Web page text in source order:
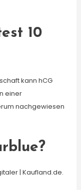
10
kann hCG
einer
nachgewiesen
| Kaufland.de.